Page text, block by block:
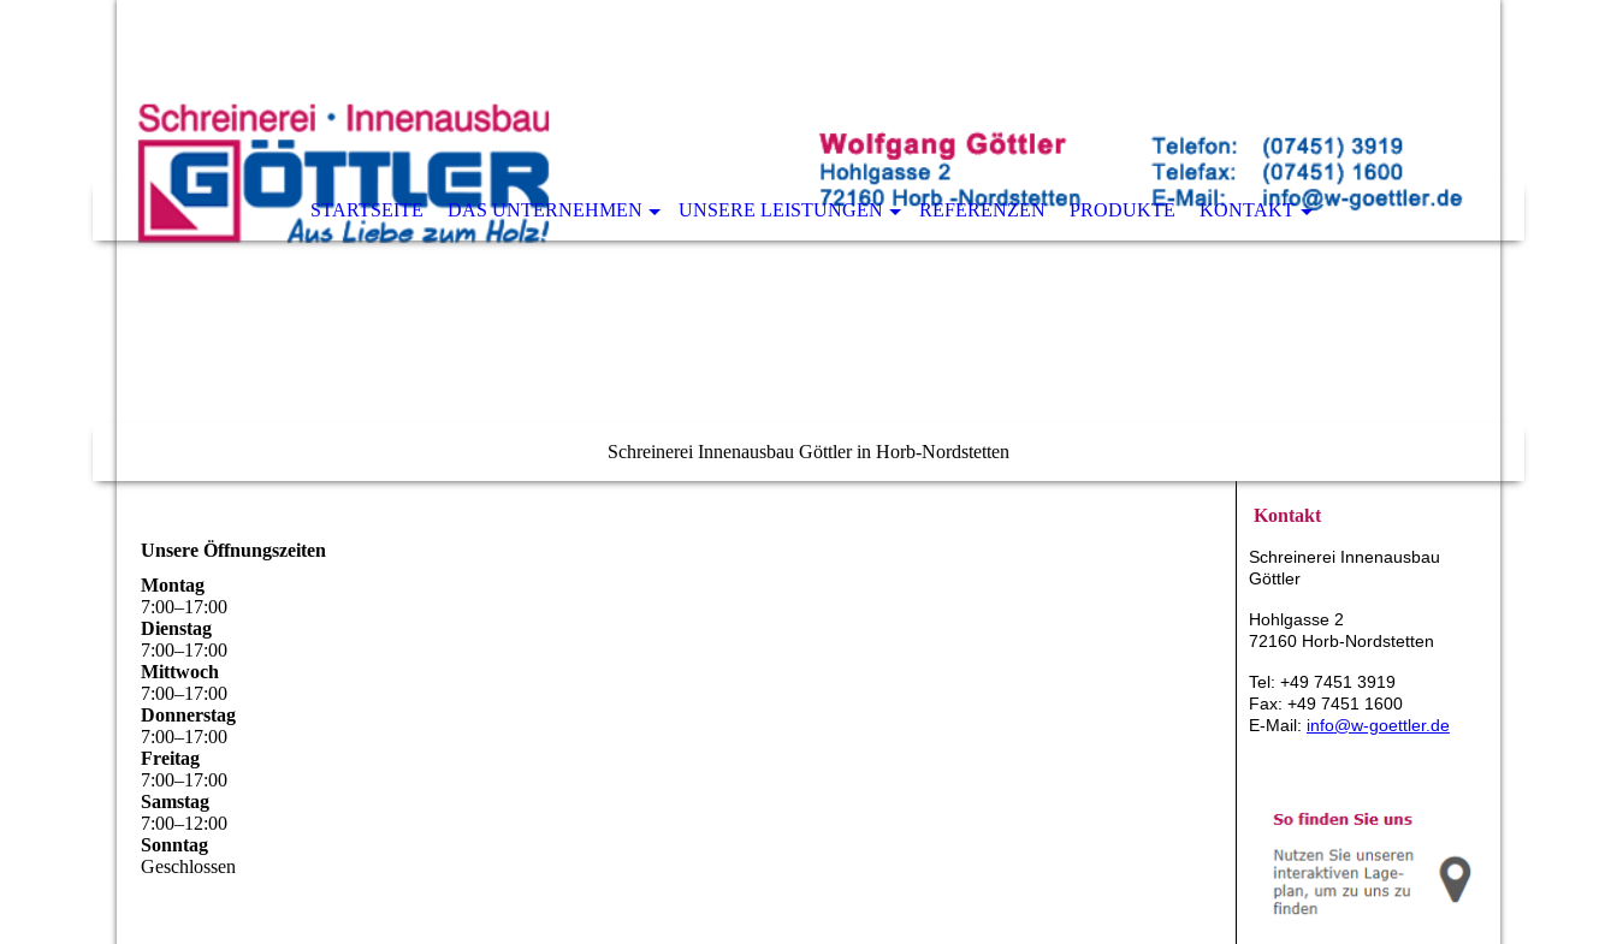
STARTSEITE DAS UNTERNEHMEN UNSERE LEISTUNGEN REFERENZEN PRODUKTE KONTAKT
Schreinerei Innenausbau Göttler in Horb-Nordstetten
Unsere Öffnungszeiten
Montag
7:00–17:00
Dienstag
7:00–17:00
Mittwoch
7:00–17:00
Donnerstag
7:00–17:00
Freitag
7:00–17:00
Samstag
7:00–12:00
Sonntag
Geschlossen
Kontakt
Schreinerei Innenausbau
Göttler
Hohlgasse 2
72160 Horb-Nordstetten
Tel: +49 7451 3919
Fax: +49 7451 1600
E-Mail: info@w-goettler.de